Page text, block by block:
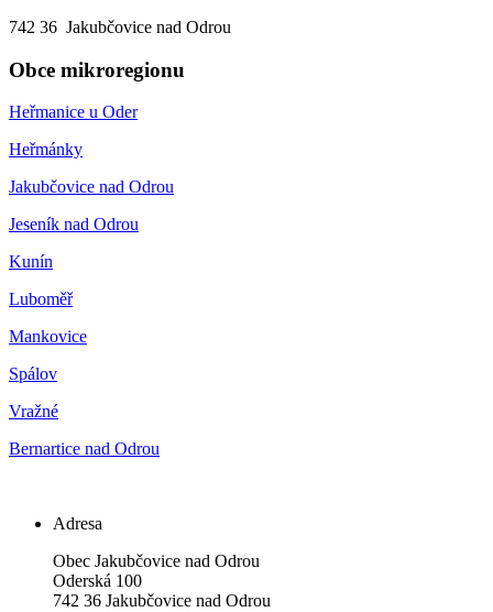
742 36 Jakubčovice nad Odrou
Obce mikroregionu
Heřmanice u Oder
Heřmánky
Jakubčovice nad Odrou
Jeseník nad Odrou
Kunín
Luboměř
Mankovice
Spálov
Vražné
Bernartice nad Odrou
Adresa
Obec Jakubčovice nad Odrou
Oderská 100
742 36 Jakubčovice nad Odrou